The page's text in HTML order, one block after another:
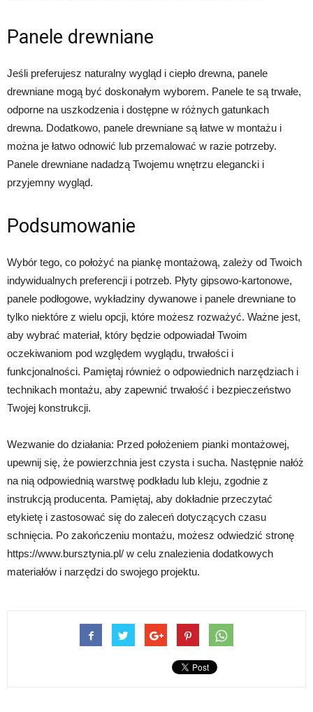
Panele drewniane
Jeśli preferujesz naturalny wygląd i ciepło drewna, panele
drewniane mogą być doskonałym wyborem. Panele te są trwałe,
odporne na uszkodzenia i dostępne w różnych gatunkach
drewna. Dodatkowo, panele drewniane są łatwe w montażu i
można je łatwo odnowić lub przemalować w razie potrzeby.
Panele drewniane nadadzą Twojemu wnętrzu elegancki i
przyjemny wygląd.
Podsumowanie
Wybór tego, co położyć na piankę montażową, zależy od Twoich
indywidualnych preferencji i potrzeb. Płyty gipsowo-kartonowe,
panele podłogowe, wykładziny dywanowe i panele drewniane to
tylko niektóre z wielu opcji, które możesz rozważyć. Ważne jest,
aby wybrać materiał, który będzie odpowiadał Twoim
oczekiwaniom pod względem wyglądu, trwałości i
funkcjonalności. Pamiętaj również o odpowiednich narzędziach i
technikach montażu, aby zapewnić trwałość i bezpieczeństwo
Twojej konstrukcji.
Wezwanie do działania: Przed położeniem pianki montażowej,
upewnij się, że powierzchnia jest czysta i sucha. Następnie nałóż
na nią odpowiednią warstwę podkładu lub kleju, zgodnie z
instrukcją producenta. Pamiętaj, aby dokładnie przeczytać
etykietę i zastosować się do zaleceń dotyczących czasu
schnięcia. Po zakończeniu montażu, możesz odwiedzić stronę
https://www.bursztynia.pl/ w celu znalezienia dodatkowych
materiałów i narzędzi do swojego projektu.